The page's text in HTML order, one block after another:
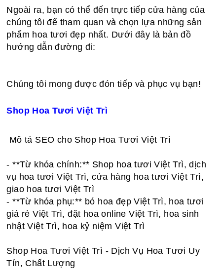
Ngoài ra, bạn có thể đến trực tiếp cửa hàng của
chúng tôi để tham quan và chọn lựa những sản
phẩm hoa tươi đẹp nhất. Dưới đây là bản đồ
hướng dẫn đường đi:
Chúng tôi mong được đón tiếp và phục vụ bạn!
Shop Hoa Tươi Việt Trì
Mô tả SEO cho Shop Hoa Tươi Việt Trì
- **Từ khóa chính:** Shop hoa tươi Việt Trì, dịch
vụ hoa tươi Việt Trì, cửa hàng hoa tươi Việt Trì,
giao hoa tươi Việt Trì
- **Từ khóa phụ:** bó hoa đẹp Việt Trì, hoa tươi
giá rẻ Việt Trì, đặt hoa online Việt Trì, hoa sinh
nhật Việt Trì, hoa kỷ niệm Việt Trì
Shop Hoa Tươi Việt Trì - Dịch Vụ Hoa Tươi Uy
Tín, Chất Lượng